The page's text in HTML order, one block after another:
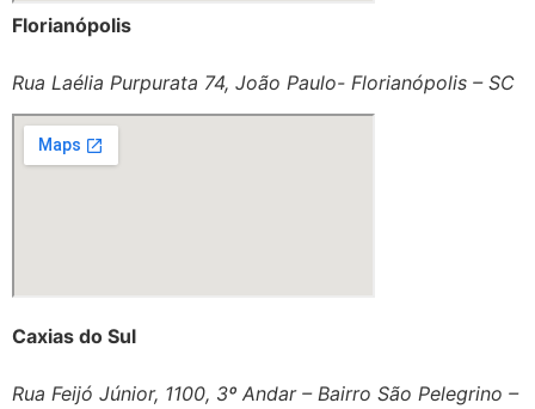
Florianópolis
Rua Laélia Purpurata 74, João Paulo- Florianópolis – SC
Caxias do Sul
Rua Feijó Júnior, 1100, 3º Andar – Bairro São Pelegrino –